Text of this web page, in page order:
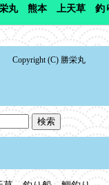
丸 熊本 上天草 釣
Copyright (C) 勝栄丸